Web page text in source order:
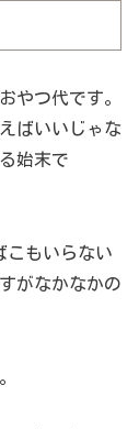
やつ代です。
ばいいじゃな
始末で
こもいらない
がなかなかの